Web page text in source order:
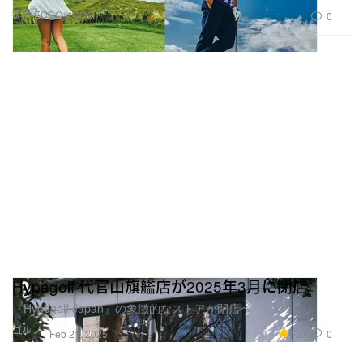
提供 ECCO® GOLF 0
ゴルフ
Hypegolf 代官山旗艦店が2025年3月に閉店
『Hypegolf Japan』の象徴的なストアが閉店へ
Feb 21, 2025 4.3K 0